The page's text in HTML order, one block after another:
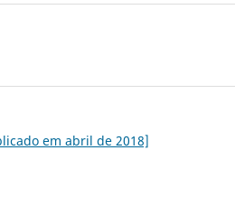
em abril de 2018]